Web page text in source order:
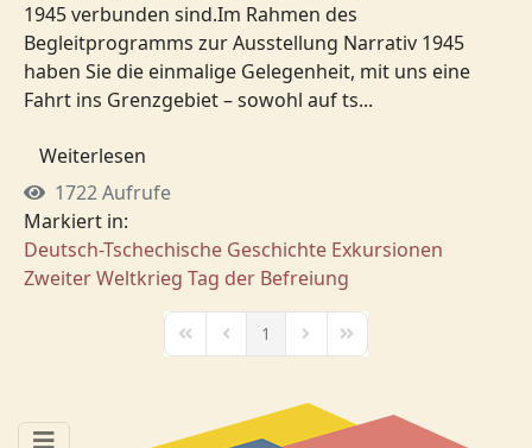
1945 verbunden sind.Im Rahmen des
Begleitprogramms zur Ausstellung Narrativ 1945
haben Sie die einmalige Gelegenheit, mit uns eine
Fahrt ins Grenzgebiet – sowohl auf ts...
Weiterlesen
1722 Aufrufe
Markiert in:
Deutsch-Tschechische Geschichte Exkursionen
Zweiter Weltkrieg Tag der Befreiung
First PagePrevious Page
1 Next PageLast Page